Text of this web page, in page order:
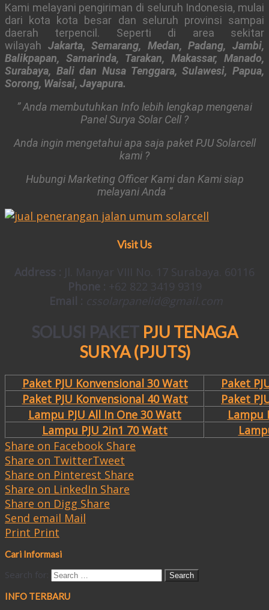
Kami melayani pengiriman di seluruh Indonesia, mulai
dari kota kota besar dan seluruh provinsi sampai
daerah terpencil. Seperti di area sekitar
wilayah Jakarta, Semarang, Medan, Padang, Jambi,
Balikpapan, Samarinda, Tarakan, Makassar, Manado,
Surabaya, Bali dan Nusa Tenggara, Sulawesi, Papua,
Sorong, Waisai, Jayapura.
” Anda membutuhkan Info lebih lengkap mengenai
Panel Surya Solar Cell ?
Anda ingin mengetahui apa saja paket PJU Solarcell
kami ?
Hubungi Marketing Officer Kami dan Kami siap
melayani Anda “
Visit Us
Address : Jl. Manyar VIII No. 17 Surabaya. 60116
Phone : +62 822 3419 9319
Email : cssolarpanelid@gmail.com
SOLUSI PAKET PJU TENAGA
SURYA (PJUTS)
Paket PJU Konvensional 30 Watt
Paket
Paket PJU Konvensional 40 Watt
Paket
Lampu PJU All In One 30 Watt
Lampu
Lampu PJU 2in1 70 Watt
Share on Facebook Share
Share on TwitterTweet
Share on Pinterest Share
Share on LinkedIn Share
Share on Digg Share
Send email Mail
Print Print
Cari Informasi
Search for:
INFO TERBARU